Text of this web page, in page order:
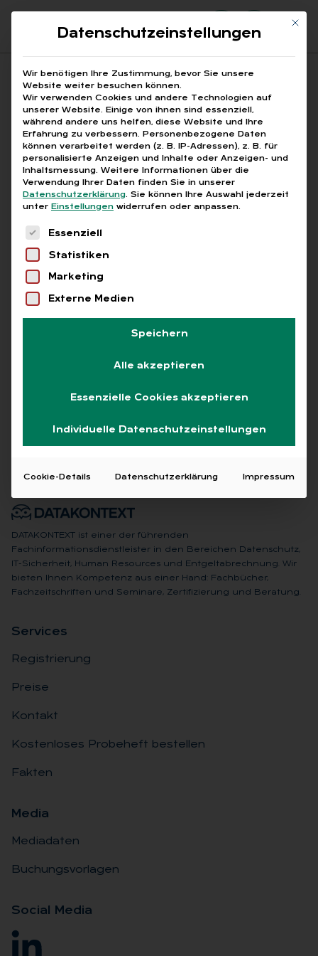
Suchfeld
Suchen
Breadcrumb-Navigation
STARTSEITE PERSONALARBEIT
Alle Bei­trä­ge mit dem
Schlag­wort „Per­so­nal­ar­
beit“
Alle Free Abo L+G +
Keine Beiträge gefunden
DATAKONTEXT ist einer der führenden
Fachinformationsdienstleister in den Bereichen Datenschutz,
IT-Sicherheit, Human Resources und Entgeltabrechnung. Wir
bieten Ihnen Kompetenz aus einer Hand: Fachbücher,
Fachzeitschriften und Seminare, Zertifizierung und Beratung.
Ser­vices
Registrierung
Preise
Kontakt
Kostenloses Probeheft bestellen
Fakten
Me­dia
Mediadaten
Buchungsvorlagen
So­ci­al Me­dia
Mit
Datenschutzeinstellungen
Wir benötigen Ihre Zustimmung, bevor Sie unsere
Website weiter besuchen können.
Wir verwenden Cookies und andere Technologien auf
unserer Website. Einige von ihnen sind essenziell,
während andere uns helfen, diese Website und Ihre
Erfahrung zu verbessern. Personenbezogene Daten
können verarbeitet werden (z. B. IP-Adressen), z. B. für
personalisierte Anzeigen und Inhalte oder Anzeigen- und
Inhaltsmessung. Weitere Informationen über die
Verwendung Ihrer Daten finden Sie in unserer
Datenschutzerklärung. Sie können Ihre Auswahl jederzeit
unter Einstellungen widerrufen oder anpassen.
Es folgt eine Liste der Service-Gruppen, für
Essenziell
Statistiken
Marketing
Externe Medien
Speichern
Alle akzeptieren
Essenzielle Cookies akzeptieren
Individuelle Datenschutzeinstellungen
Cookie-Details Datenschutzerklärung Impressum